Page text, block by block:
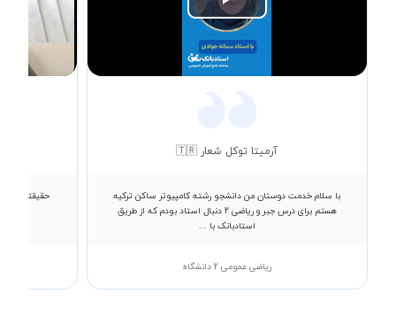
Play
Video
آرمیتا توکل شعار 🇹🇷
با سلام خدمت دوستان من دانشجو رشته کامپیوتر ساکن ترکیه
هستم برای درس جبر و ریاضی 2 دنبال استاد بودم که از طریق
استادبانک با ...
ریاضی عمومی 2 دانشگاه
حقیقتا از